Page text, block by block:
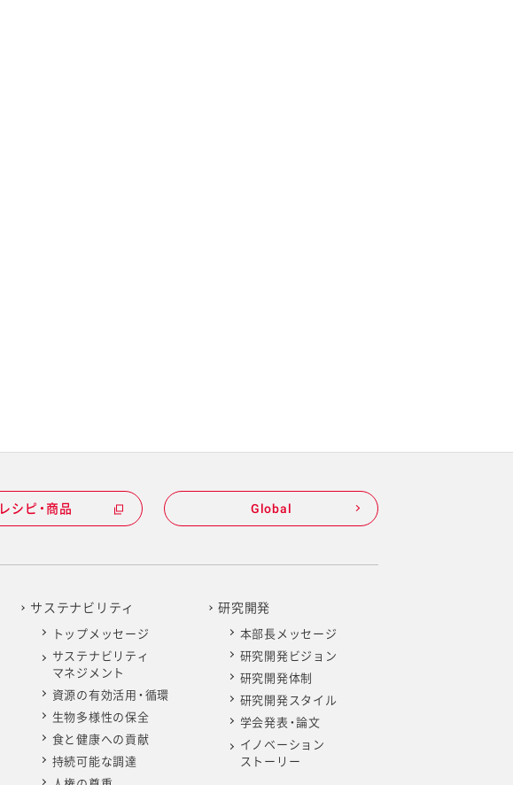
レシピ・商品 Global
サステナビリティ
トップメッセージ
サステナビリティ
マネジメント
資源の有効活用・循環
生物多様性の保全
食と健康への貢献
持続可能な調達
研究開発
本部長メッセージ
研究開発ビジョン
研究開発体制
研究開発スタイル
学会発表・論文
イノベーション
ストーリー